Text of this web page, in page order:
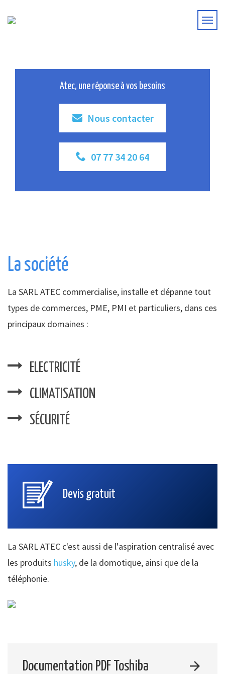
Atec, une réponse à vos besoins
Nous contacter
07 77 34 20 64
La société
La SARL ATEC commercialise, installe et dépanne tout
types de commerces, PME, PMI et particuliers, dans ces
principaux domaines :
ELECTRICITÉ
CLIMATISATION
SÉCURITÉ
Devis gratuit
La SARL ATEC c'est aussi de l'aspiration centralisé avec
les produits husky, de la domotique, ainsi que de la
téléphonie.
Documentation PDF Toshiba